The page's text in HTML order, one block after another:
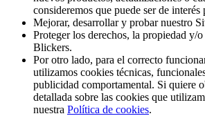
consideremos que puede ser de interés
Mejorar, desarrollar y probar nuestro
Proteger los derechos, la propiedad y/
Blickers.
Por otro lado, para el correcto
utilizamos cookies técnicas,
publicidad comportamental. Si quiere
detallada sobre las cookies que
nuestra Política de cookies.